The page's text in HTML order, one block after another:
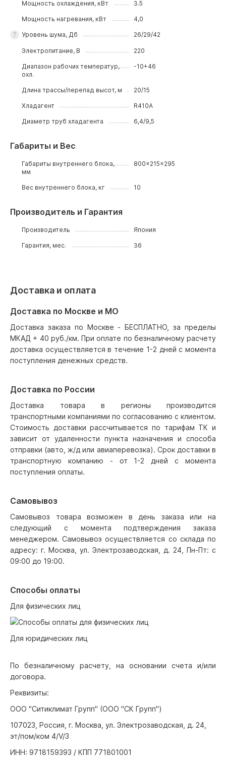
Мощность охлаждения, кВт 3.5
Мощность нагревания, кВт 4,0
Уровень шума, Дб 26/29/42
Электропитание, В 220
Диапазон рабочих температур,
охл.
-10+46
Длина трассы/перепад высот, м 20/15
Хладагент R410A
Диаметр труб хладагента 6,4/9,5
Габариты и Вес
Габариты внутреннего блока,
мм
800x215x295
Вес внутреннего блока, кг 10
Производитель и Гарантия
Производитель Япония
Гарантия, мес. 36
Доставка и оплата
Доставка по Москве и МО
Доставка заказа по Москве - БЕСПЛАТНО, за пределы
МКАД + 40 руб./км. При оплате по безналичному расчету
доставка осуществляется в течение 1-2 дней с момента
поступления денежных средств.
Доставка по России
Доставка товара в регионы производится
транспортными компаниями по согласованию с клиентом.
Стоимость доставки рассчитывается по тарифам ТК и
зависит от удаленности пункта назначения и способа
отправки (авто, ж/д или авиаперевозка). Срок доставки в
транспортную компанию - от 1-2 дней с момента
поступления оплаты.
Самовывоз
Самовывоз товара возможен в день заказа или на
следующий с момента подтверждения заказа
менеджером. Самовывоз осуществляется со склада по
адресу: г. Москва, ул. Электрозаводская, д. 24, Пн-Пт: с
09:00 до 19:00.
Способы оплаты
Для физических лиц
Для юридических лиц
По безналичному расчету, на основании счета и/или
договора.
Реквизиты:
ООО "Ситиклимат Групп" (ООО "СК Групп")
107023, Россия, г. Москва, ул. Электрозаводская, д. 24,
эт/пом/ком 4/V/3
ИНН: 9718159393 / КПП 771801001